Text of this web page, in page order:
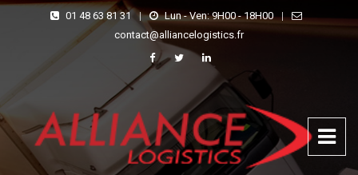
01 48 63 81 31 | Lun - Ven: 9H00 - 18H00
|
contact@alliancelogistics.fr